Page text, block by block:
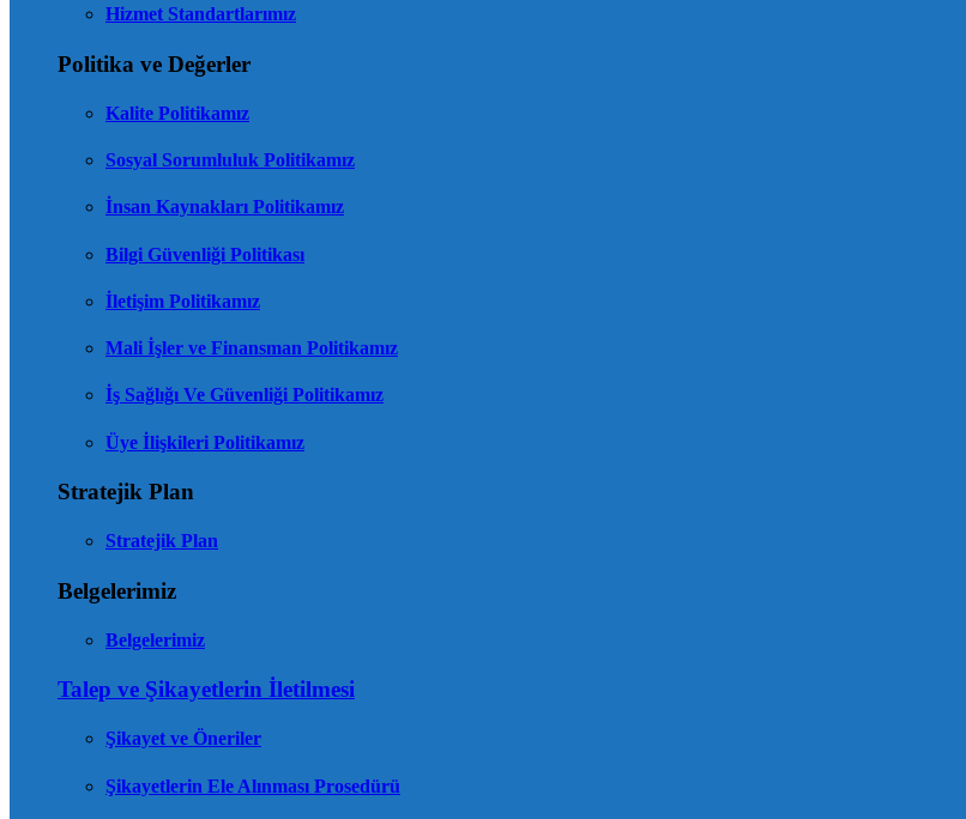
Hizmet Standartlarımız
Politika ve Değerler
Kalite Politikamız
Sosyal Sorumluluk Politikamız
İnsan Kaynakları Politikamız
Bilgi Güvenliği Politikası
İletişim Politikamız
Mali İşler ve Finansman Politikamız
İş Sağlığı Ve Güvenliği Politikamız
Üye İlişkileri Politikamız
Stratejik Plan
Stratejik Plan
Belgelerimiz
Belgelerimiz
Talep ve Şikayetlerin İletilmesi
Şikayet ve Öneriler
Şikayetlerin Ele Alınması Prosedürü